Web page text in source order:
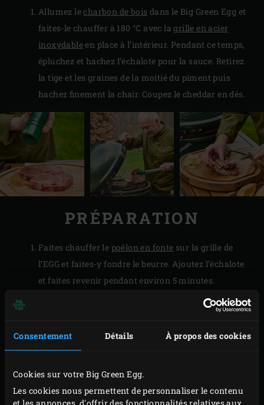
Consentement Détails À propos des cookies
Cookies sur votre Big Green Egg.
Les cookies nous permettent de personnaliser le contenu
et les annonces, d'offrir des fonctionnalités relatives aux
Allumez lecharbon de bois dans le Big Green Egg et
faites-le chauffer à 180 °C avec lagrille en acier
inoxydableen place à l’intérieur. Pendant ce temps,
épluchez et hachez l’échalote pour la sauce. Retirez
la tige et les graines de la moitié du piment puis
hachez finement la chair. Coupez le cheddar en dés.
PRÉPARATION
Faites chauffer le poêlon en fonte sur la grille de
l’EGG et faites-y fondre le beurre. Ajoutez l’échalote
et faites revenir pendant environ 5 minutes.
Incorporez la farine et laissez cuire pendant environ
Versez le lait dans le poêlon et mélangez jusqu’à
qu’ils soient bien fondus. Fermez le couvercle de
l’EGG après chaque manipulation.